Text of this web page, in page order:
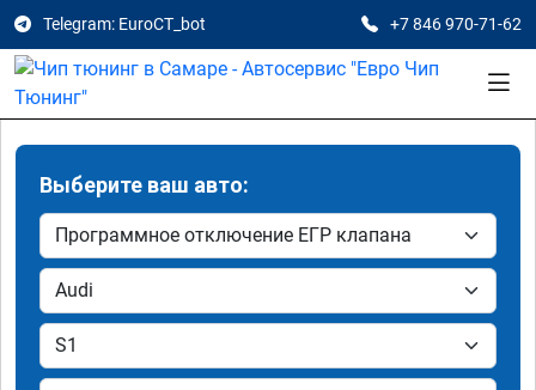
Telegram: EuroCT_bot +7 846 970-71-62
Выберите ваш авто: